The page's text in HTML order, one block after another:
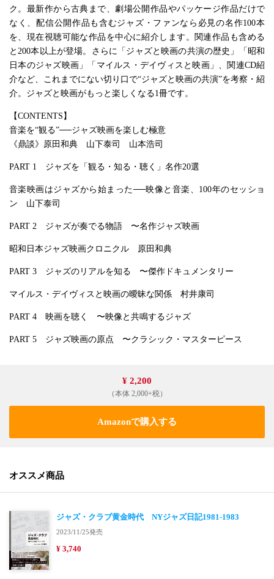
ク。最新作から古典まで、劇場公開作品やパッケージ作品だけで
なく、配信公開作品も含むジャズ・ファンなら必見の名作100本
を、現在視聴可能な作品を中心に紹介します。関連作品も含める
と200本以上が登場。さらに「ジャズと映画の共演の歴史」「昭和
日本のジャズ映画」「マイルス・デイヴィスと映画」、関連CD紹
介など、これまでにない切り口で“ジャズと映画の共演”を考察・紹
介。ジャズと映画がもっと楽しくなる1冊です。
【CONTENTS】
音楽を“観る”──ジャズ映画を楽しむ極意
《鼎談》原田和典 山下泰司 山本浩司
PART 1 ジャズを「観る・知る・聴く」名作20選
音楽映画はジャズから始まった──映像と音楽、100年のセッショ
ン 山下泰司
PART 2 ジャズが奏でる物語 〜名作ジャズ映画
昭和日本ジャズ映画クロニクル 原田和典
PART 3 ジャズのリアルを知る 〜傑作ドキュメンタリー
マイルス・デイヴィスと映画の曖昧な関係 村井康司
PART 4 映画を聴く 〜映像と共鳴するジャズ
PART 5 ジャズ映画の原点 〜クラシック・マスターピース
¥ 2,200
（本体 2,000+税）
Amazonで購入する
オススメ商品
ジャズ・クラブ黄金時代 NYジャズ日記1981-1983
2023/11/25発売
¥ 3,740